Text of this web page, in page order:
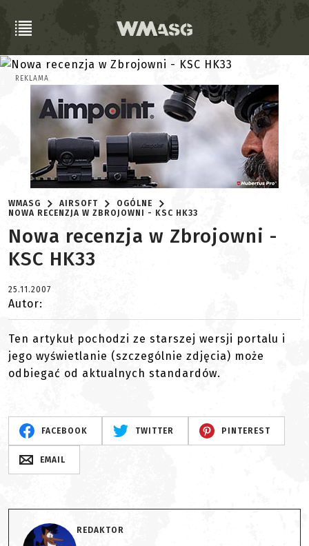
REKLAMA
WMASG AIRSOFT
OGÓLNE
NOWA RECENZJA W ZBROJOWNI - KSC HK33
Nowa recenzja w Zbrojowni -
KSC HK33
25.11.2007
Autor:
Ten artykuł pochodzi ze starszej wersji portalu i
jego wyświetlanie (szczególnie zdjęcia) może
odbiegać od aktualnych standardów.
FACEBOOK TWITTER PINTEREST
EMAIL
REDAKTOR